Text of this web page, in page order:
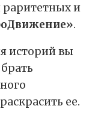
раритетных и
.
историй вы
ее.